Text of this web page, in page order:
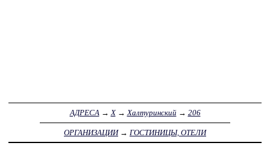
АДРЕСА→Х→Халтуринский→ 206
ОРГАНИЗАЦИИ→ ГОСТИНИЦЫ, ОТЕЛИ